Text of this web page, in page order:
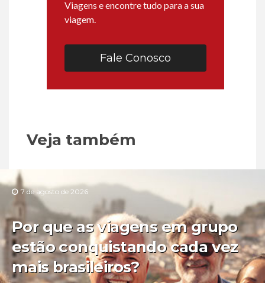
Viagens e encontre tudo para a sua
viagem.
Fale Conosco
Veja também
7 de agosto de 2026
Por que as viagens em grupo
estão conquistando cada vez
mais brasileiros?